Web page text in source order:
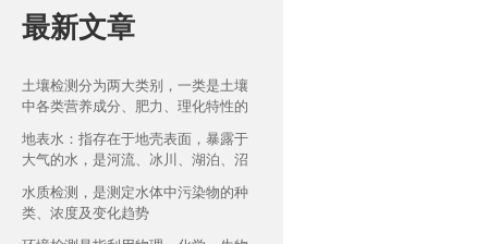
最新文章
土壤检测分为两大类别，一类是土壤
中各类营养成分、肥力、理化特性的
地表水：指存在于地壳表面，暴露于
大气的水，是河流、冰川、湖泊、沼
水质检测，是测定水体中污染物的种
类、浓度及变化趋势